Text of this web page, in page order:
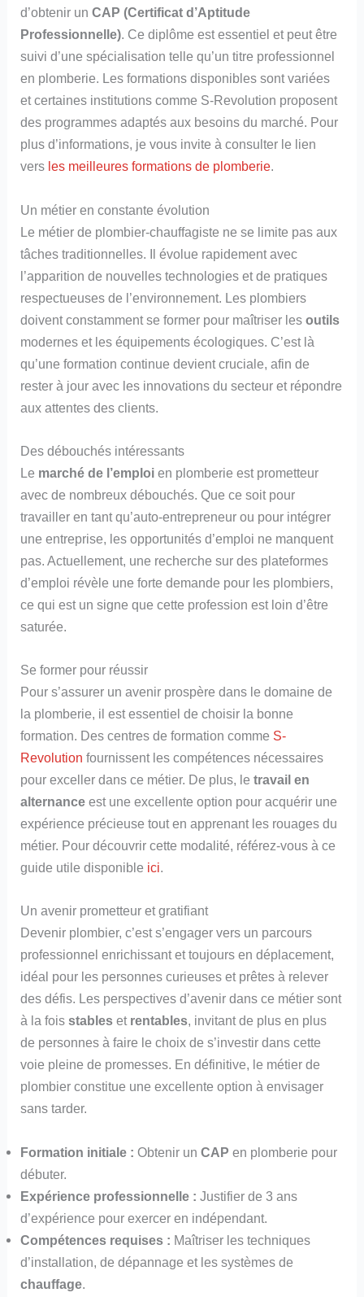
d’obtenir unCAP (Certificat d’Aptitude
Professionnelle). Ce diplôme est essentiel et peut être
suivi d’une spécialisation telle qu’un titre professionnel
en plomberie. Les formations disponibles sont variées
et certaines institutions comme S-Revolution proposent
des programmes adaptés aux besoins du marché. Pour
plus d’informations, je vous invite à consulter le lien
vers les meilleures formations de plomberie.
Un métier en constante évolution
Le métier de plombier-chauffagiste ne se limite pas aux
tâches traditionnelles. Il évolue rapidement avec
l’apparition de nouvelles technologies et de pratiques
respectueuses de l’environnement. Les plombiers
doivent constamment se former pour maîtriser lesoutils
modernes et les équipements écologiques. C’est là
qu’une formation continue devient cruciale, afin de
rester à jour avec les innovations du secteur et répondre
aux attentes des clients.
Des débouchés intéressants
Le marché de l’emploi en plomberie est prometteur
avec de nombreux débouchés. Que ce soit pour
travailler en tant qu’auto-entrepreneur ou pour intégrer
une entreprise, les opportunités d’emploi ne manquent
pas. Actuellement, une recherche sur des plateformes
d’emploi révèle une forte demande pour les plombiers,
ce qui est un signe que cette profession est loin d’être
saturée.
Se former pour réussir
Pour s’assurer un avenir prospère dans le domaine de
la plomberie, il est essentiel de choisir la bonne
formation. Des centres de formation comme S-
Revolution fournissent les compétences nécessaires
pour exceller dans ce métier. De plus, letravail en
alternance est une excellente option pour acquérir une
expérience précieuse tout en apprenant les rouages du
métier. Pour découvrir cette modalité, référez-vous à ce
guide utile disponible ici.
Un avenir prometteur et gratifiant
Devenir plombier, c’est s’engager vers un parcours
professionnel enrichissant et toujours en déplacement,
idéal pour les personnes curieuses et prêtes à relever
des défis. Les perspectives d’avenir dans ce métier sont
à la foisstables et rentables, invitant de plus en plus
de personnes à faire le choix de s’investir dans cette
voie pleine de promesses. En définitive, le métier de
plombier constitue une excellente option à envisager
sans tarder.
Formation initiale : Obtenir unCAP en plomberie pour
débuter.
Expérience professionnelle : Justifier de 3 ans
d’expérience pour exercer en indépendant.
Compétences requises : Maîtriser les techniques
d’installation, de dépannage et les systèmes de
chauffage